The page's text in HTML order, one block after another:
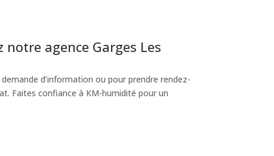
agence Garges Les
d’information ou pour prendre rendez-
Faites confiance à KM-humidité pour un